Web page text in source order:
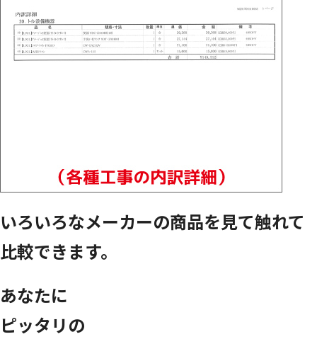
いろいろなメーカーの商品を見て触れて
比較できます。
あなたに
ピッタリの